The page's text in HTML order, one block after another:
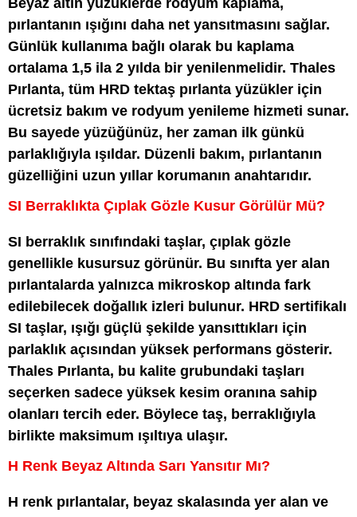
Beyaz altın yüzüklerde rodyum kaplama,
pırlantanın ışığını daha net yansıtmasını sağlar.
Günlük kullanıma bağlı olarak bu kaplama
ortalama 1,5 ila 2 yılda bir yenilenmelidir. Thales
Pırlanta, tüm HRD tektaş pırlanta yüzükler için
ücretsiz bakım ve rodyum yenileme hizmeti sunar.
Bu sayede yüzüğünüz, her zaman ilk günkü
parlaklığıyla ışıldar. Düzenli bakım, pırlantanın
güzelliğini uzun yıllar korumanın anahtarıdır.
SI Berraklıkta Çıplak Gözle Kusur Görülür Mü?
SI berraklık sınıfındaki taşlar, çıplak gözle
genellikle kusursuz görünür. Bu sınıfta yer alan
pırlantalarda yalnızca mikroskop altında fark
edilebilecek doğallık izleri bulunur. HRD sertifikalı
SI taşlar, ışığı güçlü şekilde yansıttıkları için
parlaklık açısından yüksek performans gösterir.
Thales Pırlanta, bu kalite grubundaki taşları
seçerken sadece yüksek kesim oranına sahip
olanları tercih eder. Böylece taş, berraklığıyla
birlikte maksimum ışıltıya ulaşır.
H Renk Beyaz Altında Sarı Yansıtır Mı?
H renk pırlantalar, beyaz skalasında yer alan ve